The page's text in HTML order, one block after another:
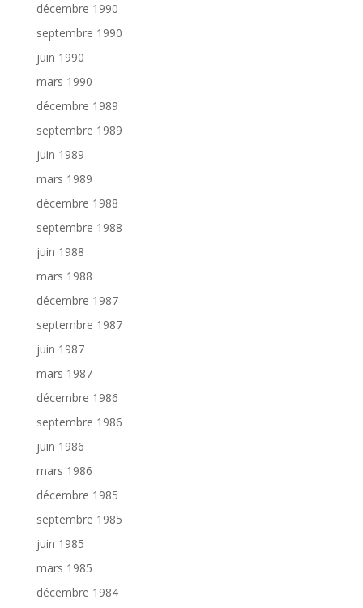
décembre 1990
septembre 1990
juin 1990
mars 1990
décembre 1989
septembre 1989
juin 1989
mars 1989
décembre 1988
septembre 1988
juin 1988
mars 1988
décembre 1987
septembre 1987
juin 1987
mars 1987
décembre 1986
septembre 1986
juin 1986
mars 1986
décembre 1985
septembre 1985
juin 1985
mars 1985
décembre 1984